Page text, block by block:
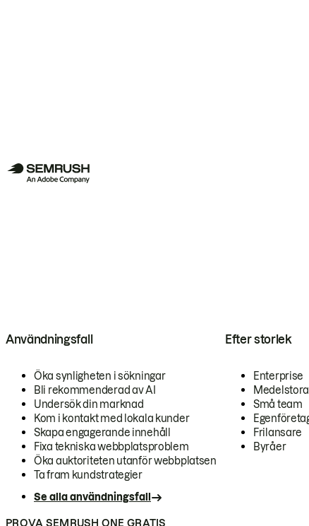
Användningsfall
Öka synligheten i sökningar
Bli rekommenderad av AI
Undersök din marknad
Kom i kontakt med lokala kunder
Skapa engagerande innehåll
Fixa tekniska webbplatsproblem
Öka auktoriteten utanför webbplatsen
Ta fram kundstrategier
Se alla användningsfall
Efter storlek
Enterprise
Små team
Frilansare
Byråer
PROVA SEMRUSH ONE GRATIS